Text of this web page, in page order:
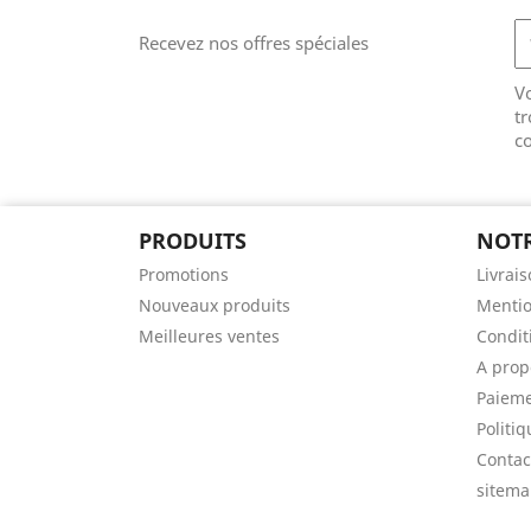
Recevez nos offres spéciales
PRODUITS
Promotions
Nouveaux produits
Meilleures ventes
A